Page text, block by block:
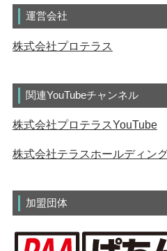
運営会社
株式会社プロテラス
関連YouTubeチャンネル
株式会社プロテラスYouTube
株式会社テラスホールディン
加盟団体